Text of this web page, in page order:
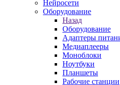
Нейросети
Оборудование
Назад
Оборудование
Адаптеры
Медиаплееры
Моноблоки
Ноутбуки
Планшеты
Рабочие станции